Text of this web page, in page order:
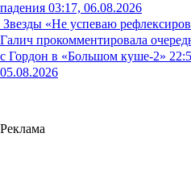
падения 03:17, 06.08.2026
Звезды «Не успеваю
Галич прокомментировала
с Гордон в «Большом куше-2»
05.08.2026
Реклама